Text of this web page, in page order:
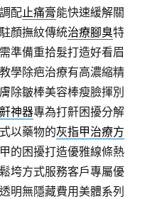
配止痛膏能快速緩解關
顏撫紋傳統治療腳臭特
準備重拾髮打造好看眉
學除疤治療有高濃縮精
除皺棒美容棒瘦臉揮別
神器專為打鼾困擾分解
以藥物的灰指甲治療方
的困擾打造優雅線條熱
垮方式服務客戶專屬優
明無隱藏費用美體系列